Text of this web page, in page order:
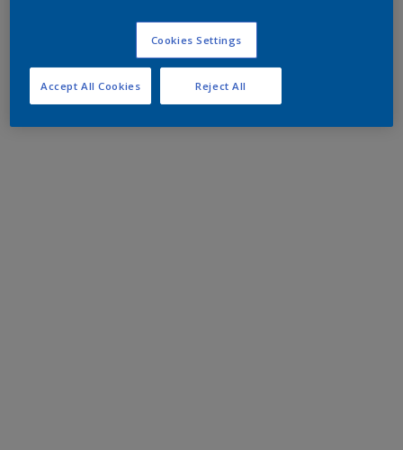
Cookies Settings
Reject All
Accept All Cookies